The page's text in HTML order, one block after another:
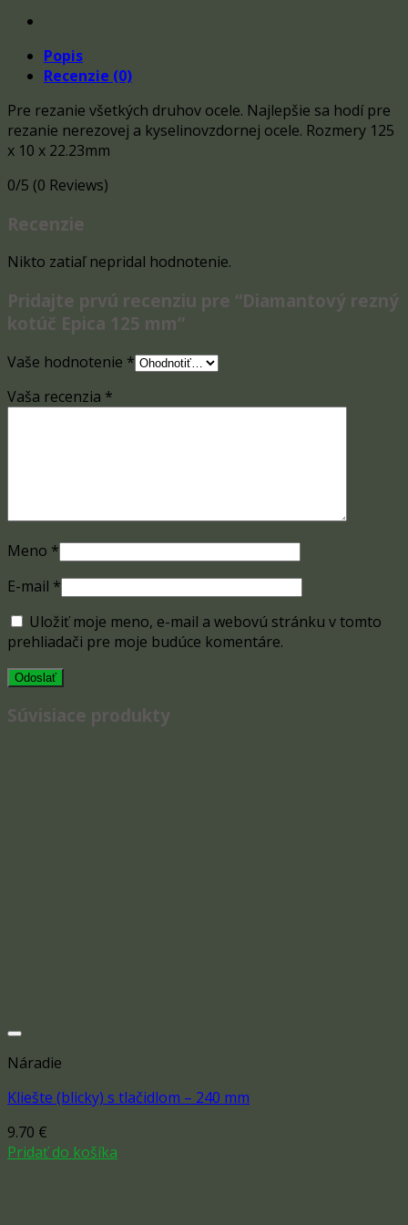
Popis
Recenzie (0)
Pre rezanie všetkých druhov ocele. Najlepšie sa hodí pre
rezanie nerezovej a kyselinovzdornej ocele. Rozmery 125
x 10 x 22.23mm
0/5 (0 Reviews)
Recenzie
Nikto zatiaľ nepridal hodnotenie.
Pridajte prvú recenziu pre “Diamantový rezný
kotúč Epica 125 mm”
Vaše hodnotenie *
Vaša recenzia *
Meno *
E-mail *
Uložiť moje meno, e-mail a webovú stránku v tomto
prehliadači pre moje budúce komentáre.
Súvisiace produkty
Náradie
Kliešte (blicky) s tlačidlom – 240 mm
9.70 €
Pridať do košíka